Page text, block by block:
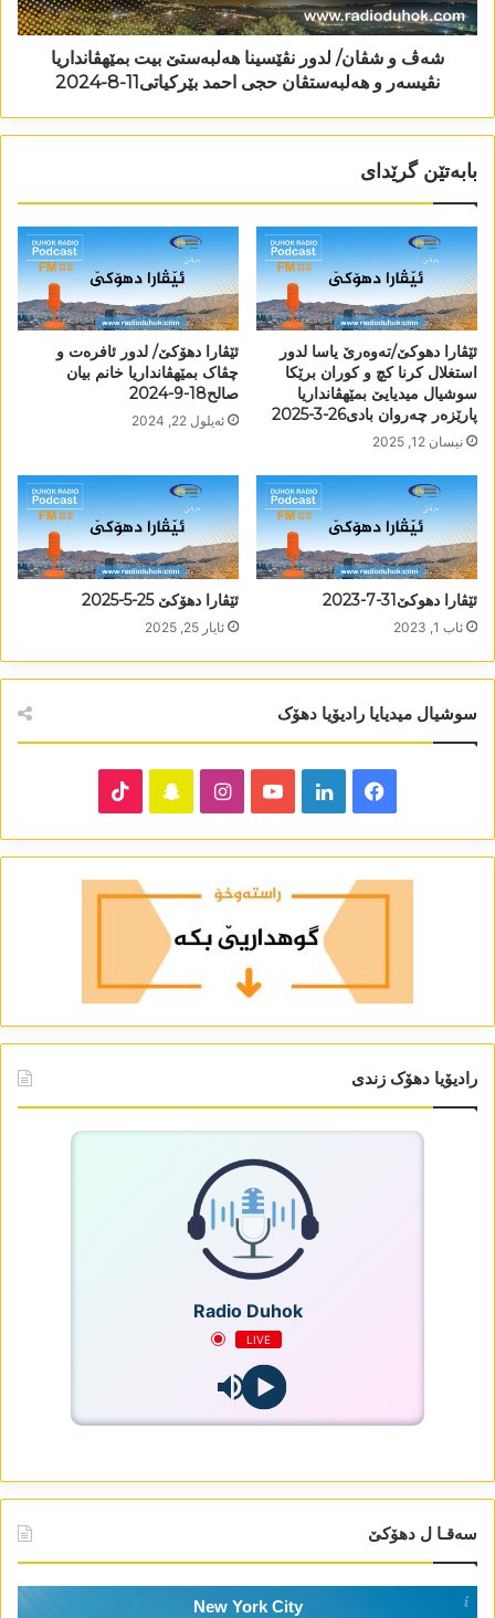
شەڤ و شڤان/ لدور نڤێسینا ھەلبەستێ بیت بمێھڤانداریا
نڤیسەر و ھەلبەستڤان حجی احمد بێرکیاتی11-8-2024
بابەتێن گرێدای
ئێڤارا دھوکێ/تەوەرێ یاسا لدور
استغلال کرنا کچ و کوران برێکا
سوشیال میدیایێ بمێھڤانداریا
پارێزەر چەروان بادی26-3-2025
نیسان 12, 2025
ئێڤارا دھۆکێ/ لدور ئافرەت و
چڤاک بمێھڤانداریا خانم بیان
صالح18-9-2024
ئه‌یلول 22, 2024
ئێڤارا دھوکێ31-7-2023
ئاب 1, 2023
ئێڤارا دھۆکێ 25-5-2025
ئایار 25, 2025
سوشیال میدیایا رادیۆیا دھۆک
Facebook
LinkedIn
YouTube
Instagram
Snapchat
رادیۆیا دھۆک زندی
Radio Duhok
LIVE
سەقـا ل دھۆکێ
New York City